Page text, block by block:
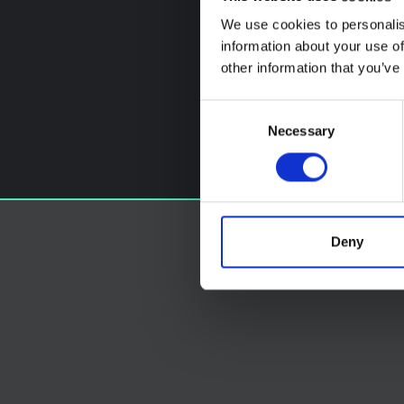
We use cookies to
information about your use
other information that
Necessary
Deny